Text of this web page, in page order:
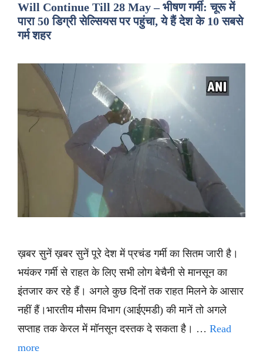
Will Continue Till 28 May – भीषण गर्मी: चूरू में
पारा 50 डिग्री सेल्सियस पर पहुंचा, ये हैं देश के 10 सबसे
गर्म शहर
ख़बर सुनें ख़बर सुनें पूरे देश में प्रचंड गर्मी का सितम जारी है।
भयंकर गर्मी से राहत के लिए सभी लोग बेचैनी से मानसून का
इंतजार कर रहे हैं। अगले कुछ दिनोंं तक राहत मिलने के आसार
नहीं हैं।भारतीय मौसम विभाग (आईएमडी) की मानें तो अगले
सप्ताह तक केरल में मॉनसून दस्तक दे सकता है। … Read
more